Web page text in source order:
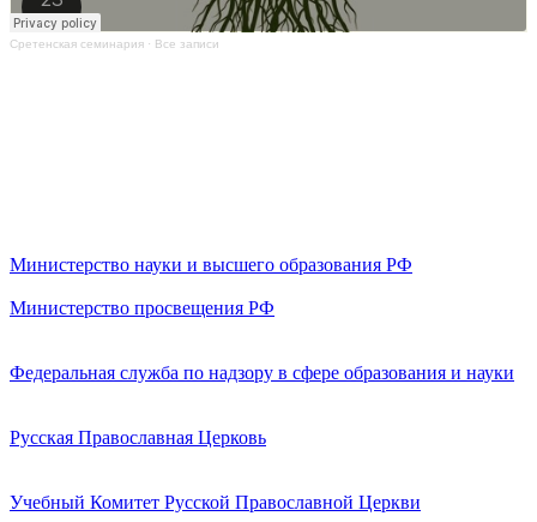
Сретенская семинария · Все записи
Министерство науки и высшего образования РФ
Министерство просвещения РФ
Федеральная служба по надзору в сфере образования и науки
Русская Православная Церковь
Учебный Комитет Русской Православной Церкви